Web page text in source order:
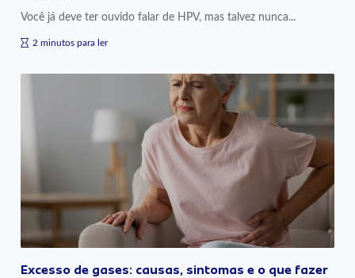
Você já deve ter ouvido falar de HPV, mas talvez nunca...
2 minutos para ler
Excesso de gases: causas, sintomas e o que fazer